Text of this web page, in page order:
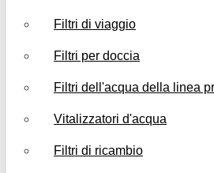
Filtri di viaggio
Filtri per doccia
Filtri dell'acqua della linea
Vitalizzatori d'acqua
Filtri di ricambio